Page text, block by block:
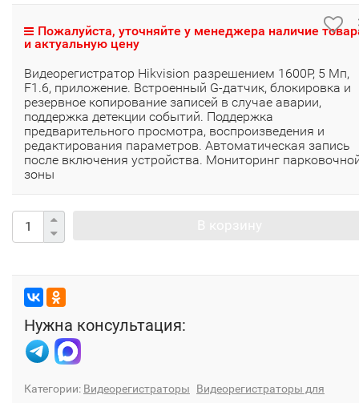
Пожалуйста, уточняйте у менеджера наличие
и актуальную цену
Видеорегистратор Hikvision разрешением 1600P, 5 Мп,
F1.6, приложение. Встроенный G-датчик, блокировка и
резервное копирование записей в случае аварии,
поддержка детекции событий. Поддержка
предварительного просмотра, воспроизведения и
редактирования параметров. Автоматическая запись
после включения устройства. Мониторинг
зоны
Нужна консультация:
Категории: Видеорегистраторы
Видеорегистраторы для